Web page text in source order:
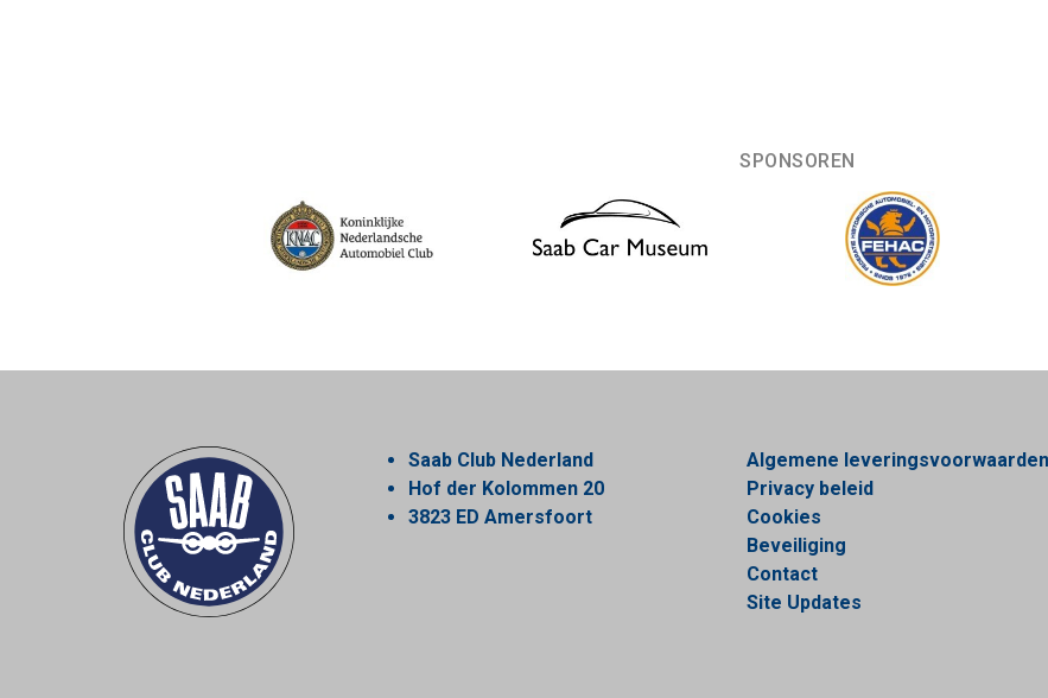
SPONSOREN
Saab Club Nederland
Hof der Kolommen 20
3823 ED Amersfoort
Algemene leveringsvoorwaarden
Privacy beleid
Cookies
Beveiliging
Contact
Site Updates